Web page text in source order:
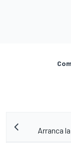
Arranca